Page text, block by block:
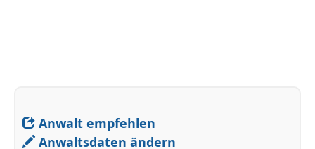
Anwalt empfehlen
Anwaltsdaten ändern